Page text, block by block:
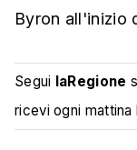
Byron all'inizio
Segui laRegione
ricevi ogni mattina